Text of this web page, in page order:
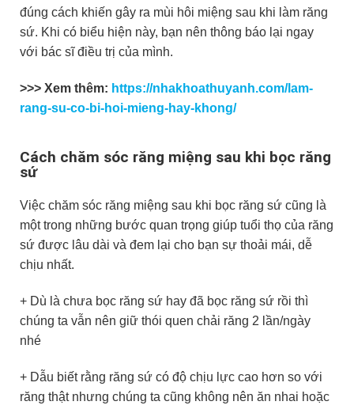
đúng cách khiến gây ra mùi hôi miệng sau khi làm răng
sứ. Khi có biểu hiện này, bạn nên thông báo lại ngay
với bác sĩ điều trị của mình.
>>> Xem thêm: https://nhakhoathuyanh.com/lam-
rang-su-co-bi-hoi-mieng-hay-khong/
Cách chăm sóc răng miệng sau khi bọc răng
sứ
Việc chăm sóc răng miệng sau khi bọc răng sứ cũng là
một trong những bước quan trọng giúp tuổi thọ của răng
sứ được lâu dài và đem lại cho bạn sự thoải mái, dễ
chịu nhất.
+ Dù là chưa bọc răng sứ hay đã bọc răng sứ rồi thì
chúng ta vẫn nên giữ thói quen chải răng 2 lần/ngày
nhé
+ Dẫu biết rằng răng sứ có độ chịu lực cao hơn so với
răng thật nhưng chúng ta cũng không nên ăn nhai hoặc